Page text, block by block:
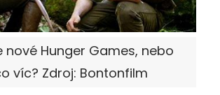
nové Hunger Games, nebo
víc? Zdroj: Bontonfilm